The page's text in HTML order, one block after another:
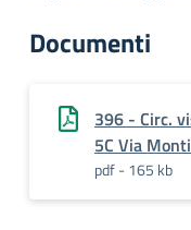
Documenti
396 - Circ.
5C Via Monti
pdf - 165 kb